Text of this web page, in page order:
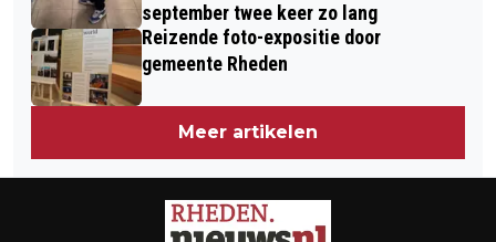
september twee keer zo lang
Reizende foto-expositie door
gemeente Rheden
Meer artikelen